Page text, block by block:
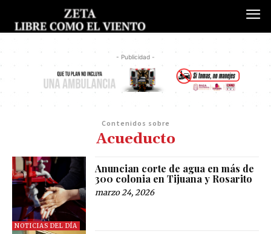
- Publicidad -
Contenidos sobre
Acueducto
NOTICIAS DEL DÍA
Anuncian corte de agua en más de
300 colonia en Tijuana y Rosarito
marzo 24, 2026